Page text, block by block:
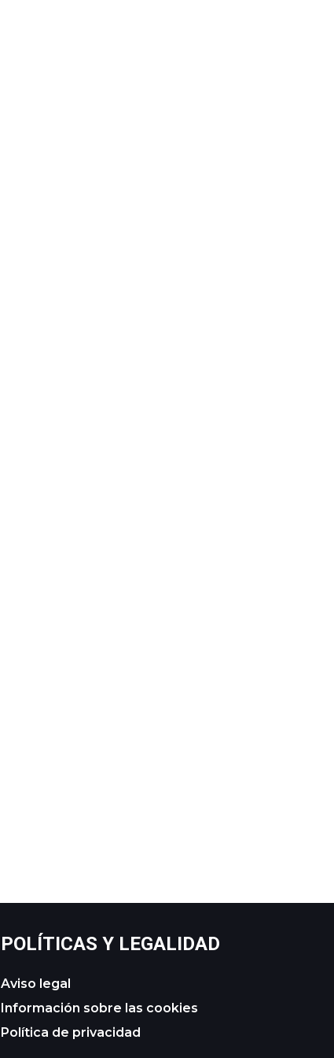
POLÍTICAS Y LEGALIDAD
Aviso legal
Información sobre las cookies
Política de privacidad